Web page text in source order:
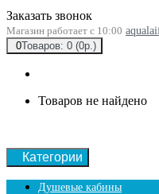
Заказать звонок
Магазин работает с 10:00
0Товаров: 0 (0р.)
Товаров не найдено
Категории
Душевые кабины